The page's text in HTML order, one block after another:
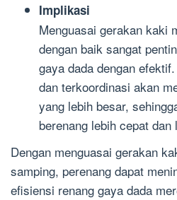
Implikasi
Menguasai gerakan kaki
dengan baik sangat
gaya dada dengan
dan terkoordinasi akan
yang lebih besar,
berenang lebih cepat dan
Dengan menguasai gerakan
samping, perenang dapat
efisiensi renang gaya dada